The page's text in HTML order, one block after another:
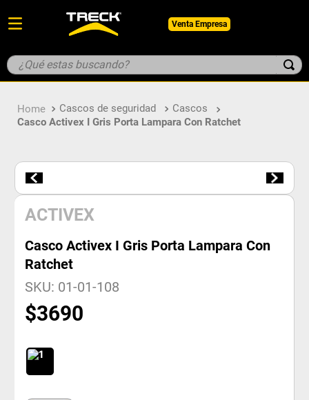
Venta Empresa
¿Qué estas buscando?
Cascos de seguridad
Cascos
Casco Activex I Gris Porta Lampara Con Ratchet
ACTIVEX
Casco Activex I Gris Porta Lampara Con
Ratchet
SKU: 01-01-108
$3690
1. botin